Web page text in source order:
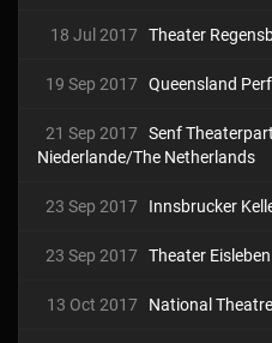
18 Jul 2017 Theater
19 Sep 2017 Queensland
21 Sep 2017
Senf
Niederlande/The Netherlands
23 Sep 2017 Innsbrucker
23 Sep 2017 Theater Eisleben
13 Oct 2017 National